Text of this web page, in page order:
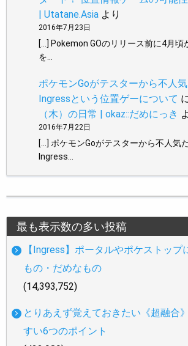
| Utatane.Asia より
2016年7月23日
[…] Pokemon GOのリリース前に4月頃
を…
ポケモンGoがテスターから不人気
Ingressという位置ゲーについて
（木）の日常 | okaz::だめにっき
2016年7月22日
[…] ポケモンGoがテスターから不人気
Ingress…
最も表示数の多い投稿
【Ingress】ポータルやポケストップ
もの・だめなもの
(14,393,752)
とりあえず覚えておきたい《超融合
すい6つのポイント